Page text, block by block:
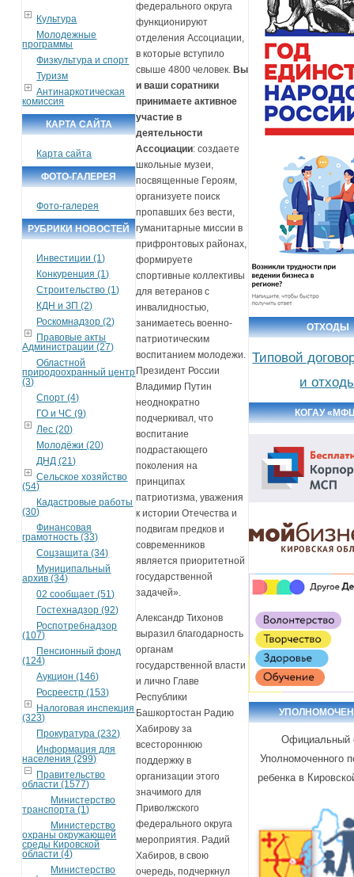
Культура
Молодежные
программы
Физкультура и спорт
Туризм
Антинаркотическая
комиссия
КАРТА САЙТА
Карта сайта
ФОТО-ГАЛЕРЕЯ
Фото-галерея
РУБРИКИ НОВОСТЕЙ
Инвестиции (1)
Конкуренция (1)
Строительство (1)
КДН и ЗП (2)
Роскомнадзор (2)
Правовые акты
Администрации (27)
Областной
природоохранный центр
(3)
Спорт (4)
ГО и ЧС (9)
Лес (20)
Молодёжи (20)
ДНД (21)
Сельское хозяйство
(54)
Кадастровые работы
(30)
Финансовая
грамотность (33)
Соцзащита (34)
Муниципальный
архив (34)
02 сообщает (51)
Гостехнадзор (92)
Роспотребнадзор
(107)
Пенсионный фонд
(124)
Аукцион (146)
Росреестр (153)
Налоговая инспекция
(323)
Прокуратура (232)
Информация для
населения (299)
Правительство
области (1577)
Министерство
транспорта (1)
Министерство
охраны окружающей
среды Кировской
области (4)
Министерство
федерального округа
функционируют
отделения Ассоциации,
в которые вступило
свыше 4800 человек. Вы
и ваши соратники
принимаете активное
участие в
деятельности
Ассоциации: создаете
школьные музеи,
посвященные Героям,
организуете поиск
пропавших без вести,
гуманитарные миссии в
прифронтовых районах,
формируете
спортивные коллективы
для ветеранов с
инвалидностью,
занимаетесь военно-
патриотическим
воспитанием молодежи.
Президент России
Владимир Путин
неоднократно
подчеркивал, что
воспитание
подрастающего
поколения на
принципах
патриотизма, уважения
к истории Отечества и
подвигам предков и
современников
является приоритетной
государственной
задачей».
Александр Тихонов
выразил благодарность
органам
государственной власти
и лично Главе
Республики
Башкортостан Радию
Хабирову за
всестороннюю
поддержку в
организации этого
значимого для
Приволжского
федерального округа
мероприятия. Радий
Хабиров, в свою
очередь, подчеркнул
ОТХОДЫ
Типовой
и
КОГАУ
Официальный
Уполномоченного
ребенка в